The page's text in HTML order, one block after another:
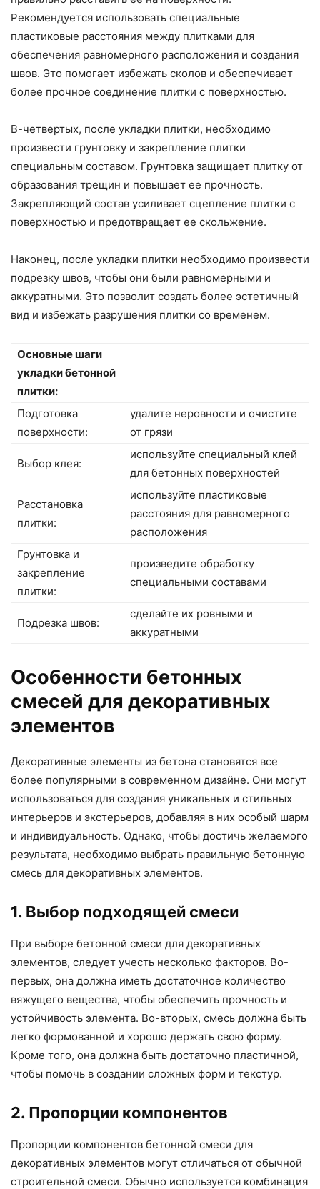
Рекомендуется использовать специальные
пластиковые расстояния между плитками для
обеспечения равномерного расположения и создания
швов. Это помогает избежать сколов и обеспечивает
более прочное соединение плитки с поверхностью.
В-четвертых, после укладки плитки, необходимо
произвести грунтовку и закрепление плитки
специальным составом. Грунтовка защищает плитку от
образования трещин и повышает ее прочность.
Закрепляющий состав усиливает сцепление плитки с
поверхностью и предотвращает ее скольжение.
Наконец, после укладки плитки необходимо произвести
подрезку швов, чтобы они были равномерными и
аккуратными. Это позволит создать более эстетичный
вид и избежать разрушения плитки со временем.
Основные шаги
укладки бетонной
плитки:
Подготовка
поверхности:
удалите неровности и очистите
от грязи
Выбор клея:
используйте специальный клей
для бетонных поверхностей
Расстановка
плитки:
используйте пластиковые
расстояния для равномерного
расположения
Грунтовка и
закрепление
плитки:
произведите обработку
специальными составами
Подрезка швов:
сделайте их ровными и
аккуратными
Особенности бетонных
смесей для декоративных
элементов
Декоративные элементы из бетона становятся все
более популярными в современном дизайне. Они могут
использоваться для создания уникальных и стильных
интерьеров и экстерьеров, добавляя в них особый шарм
и индивидуальность. Однако, чтобы достичь желаемого
результата, необходимо выбрать правильную бетонную
смесь для декоративных элементов.
1. Выбор подходящей смеси
При выборе бетонной смеси для декоративных
элементов, следует учесть несколько факторов. Во-
первых, она должна иметь достаточное количество
вяжущего вещества, чтобы обеспечить прочность и
устойчивость элемента. Во-вторых, смесь должна быть
легко формованной и хорошо держать свою форму.
Кроме того, она должна быть достаточно пластичной,
чтобы помочь в создании сложных форм и текстур.
2. Пропорции компонентов
Пропорции компонентов бетонной смеси для
декоративных элементов могут отличаться от обычной
строительной смеси. Обычно используется комбинация